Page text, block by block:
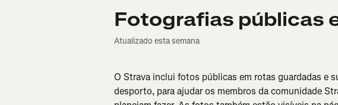
Fotografias públicas
Atualizado esta semana
O Strava inclui fotos públicas em rotas guardadas e
desporto, para ajudar os membros da comunidade